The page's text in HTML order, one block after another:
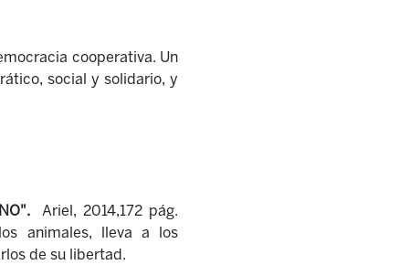
cooperativa. Un
social y solidario, y
Ariel, 2014,172 pág.
animales, lleva a los
de su libertad.